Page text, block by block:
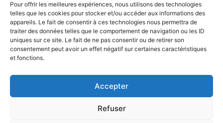
Pour offrir les meilleures expériences, nous utilisons des technologies
telles que les cookies pour stocker et/ou accéder aux informations des
appareils. Le fait de consentir à ces technologies nous permettra de
traiter des données telles que le comportement de navigation ou les ID
uniques sur ce site. Le fait de ne pas consentir ou de retirer son
consentement peut avoir un effet négatif sur certaines caractéristiques
et fonctions.
Accepter
Refuser
CANON
Garantie Imprimante Store
FAQ : Questions fréquentes